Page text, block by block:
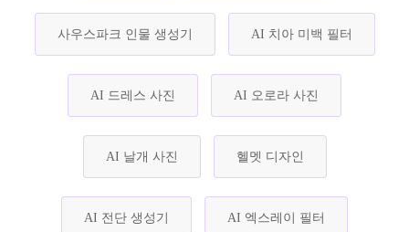
사우스파크 인물 생성기 AI 치아 미백 필터
AI 드레스 사진 AI 오로라 사진
AI 날개 사진 헬멧 디자인
AI 전단 생성기 AI 엑스레이 필터